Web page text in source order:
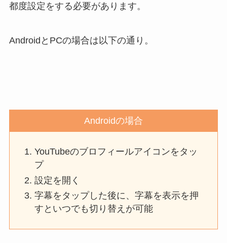
都度設定をする必要があります。
AndroidとPCの場合は以下の通り。
Androidの場合
YouTubeのブロフィールアイコンをタッ
プ
設定を開く
字幕をタップした後に、字幕を表示を押
すといつでも切り替えが可能